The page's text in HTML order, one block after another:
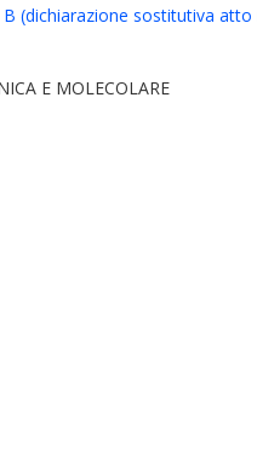
(dichiarazione sostitutiva
E MOLECOLARE